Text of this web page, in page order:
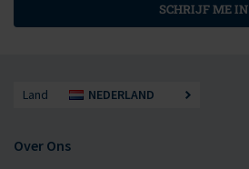
SCHRIJF ME IN
Land NEDERLAND
Over Ons